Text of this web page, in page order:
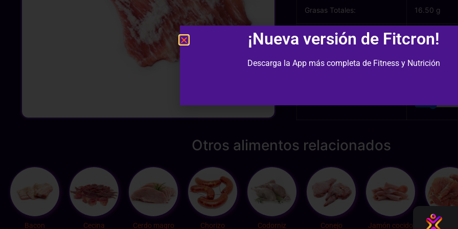
Grasas Totales: 16.50 g
Grasas Saturadas: 6.99 g
Cantidad (gr):
Otros alimentos relacionados
Bacon Cecina Cerdo magro Chorizo Codorniz Conejo Jamón cocido Jamón
¡Nueva versión de Fitcron!
Descarga la App más completa de Fitness y Nutrición